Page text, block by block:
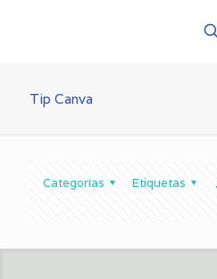
Tip Canva
Categorías Etiquetas